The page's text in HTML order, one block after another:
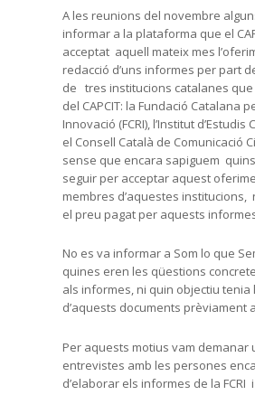
A les reunions del novembre
informar a la plataforma que el
acceptat aquell mateix mes
redacció d’uns informes per part
de tres institucions catalanes
del CAPCIT: la Fundació Catalana
Innovació (FCRI), l’Institut d’Estudis
el Consell Català de Comunicació
sense que encara sapiguem
seguir per acceptar aquest
membres d’aquestes institucions,
el preu pagat per aquests
No es va informar a Som lo que
quines eren les qüestions
als informes, ni quin objectiu tenia
d’aquests documents prèviament
Per aquests motius vam demanar
entrevistes amb les persones
d’elaborar els informes de la FCRI i